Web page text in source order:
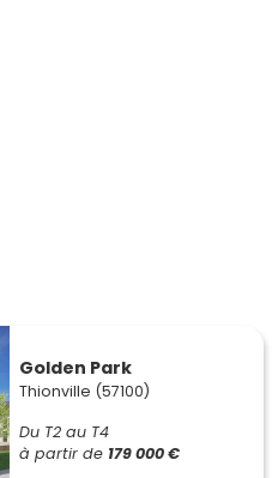
Golden Park
Thionville (57100)
Du T2 au T4
à partir de 179 000 €